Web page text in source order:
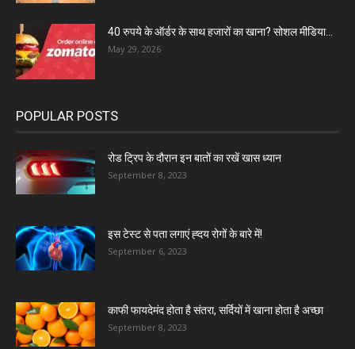
40 रुपये के ऑर्डर के साथ हजारों का खाना? सोशल मीडिया...
May 29, 2026
POPULAR POSTS
रोड ट्रिप के दौरान इन बातों का रखें खास ध्यान
September 8, 2023
इस टेस्ट से पता लगाएं ह्दय रोगों के बारे में!
September 6, 2023
काफी फायदेमंद होता है संतरा, सर्दियों में खाना होता है अच्छा
September 8, 2023